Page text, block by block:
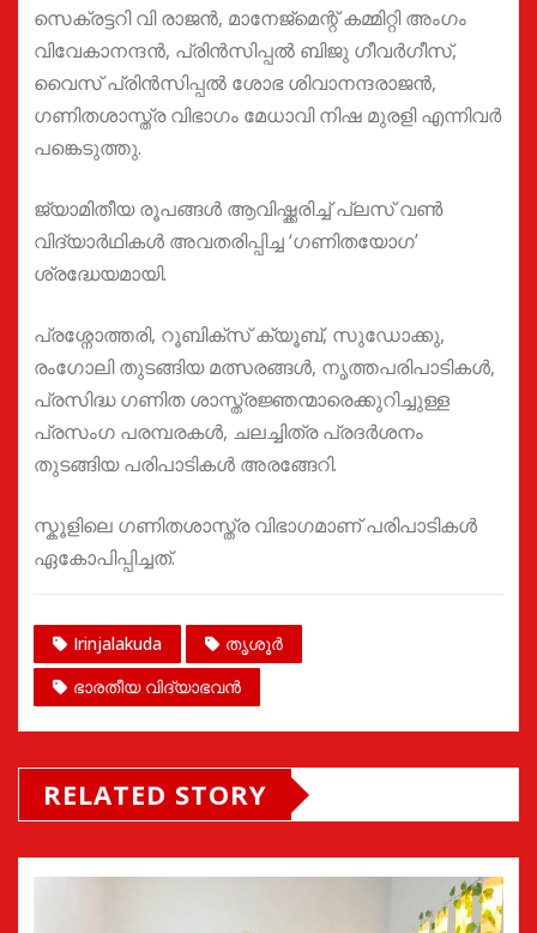
സെക്രട്ടറി വി രാജൻ, മാനേജ്മെന്റ് കമ്മിറ്റി അംഗം
വിവേകാനന്ദൻ, പ്രിൻസിപ്പൽ ബിജു ഗീവർഗീസ്,
വൈസ് പ്രിൻസിപ്പൽ ശോഭ ശിവാനന്ദരാജൻ,
ഗണിതശാസ്ത്ര വിഭാഗം മേധാവി നിഷ മുരളി എന്നിവർ
പങ്കെടുത്തു.
ജ്യാമിതീയ രൂപങ്ങൾ ആവിഷ്ക്കരിച്ച് പ്ലസ് വൺ
വിദ്യാർഥികൾ അവതരിപ്പിച്ച ‘ഗണിതയോഗ’
ശ്രദ്ധേയമായി.
പ്രശ്നോത്തരി, റൂബിക്സ് ക്യൂബ്, സുഡോക്കു,
രംഗോലി തുടങ്ങിയ മത്സരങ്ങൾ, നൃത്തപരിപാടികൾ,
പ്രസിദ്ധ ഗണിത ശാസ്ത്രജ്ഞന്മാരെക്കുറിച്ചുള്ള
പ്രസംഗ പരമ്പരകൾ, ചലച്ചിത്ര പ്രദർശനം
തുടങ്ങിയ പരിപാടികൾ അരങ്ങേറി.
സ്കൂളിലെ ഗണിതശാസ്ത്ര വിഭാഗമാണ് പരിപാടികൾ
ഏകോപിപ്പിച്ചത്.
Irinjalakuda
തൃശൂർ
ഭാരതീയ വിദ്യാഭവൻ
RELATED STORY